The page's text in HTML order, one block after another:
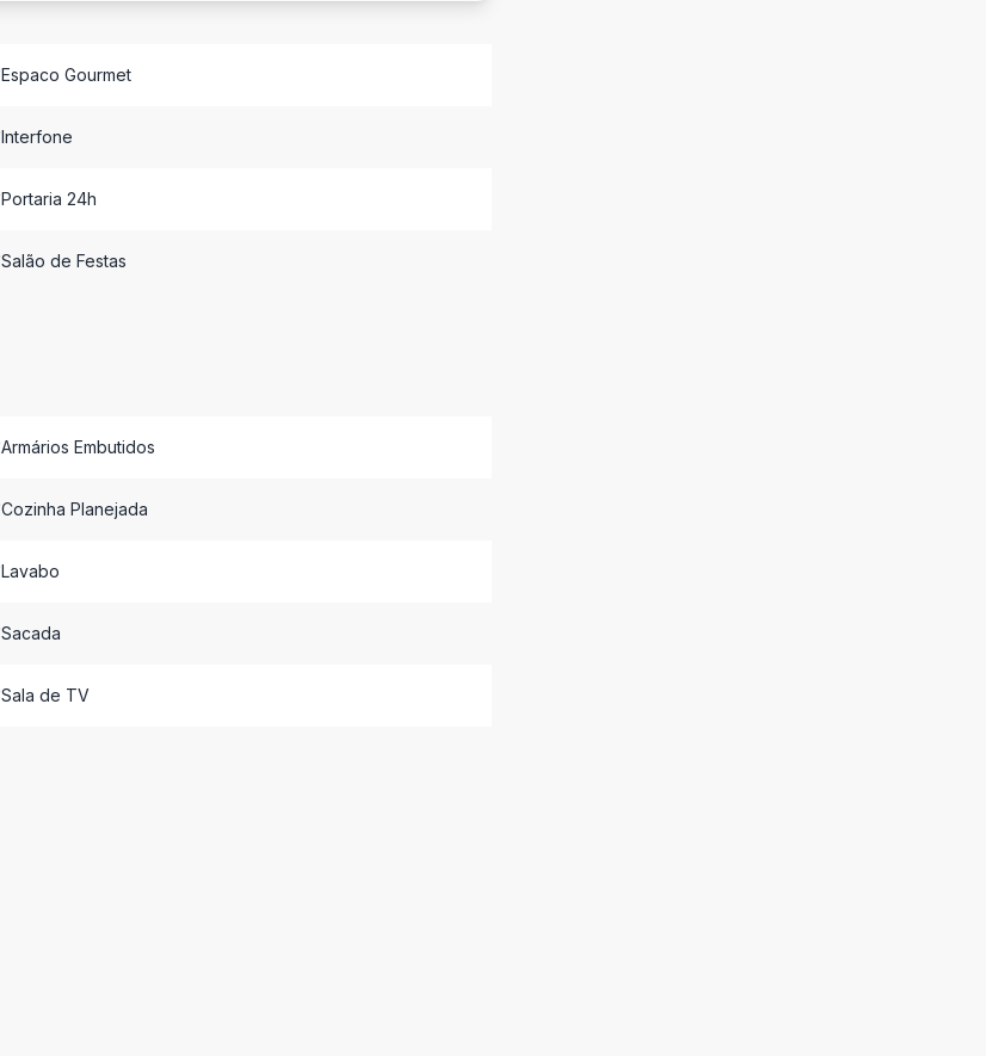
Espaco Gourmet
Interfone
Portaria 24h
Salão de Festas
Armários Embutidos
Cozinha Planejada
Lavabo
Sacada
Sala de TV